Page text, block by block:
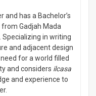
has a Bachelor’s
from Gadjah Mada
Specializing in writing
and adjacent design
for a world filled
and considers ilcasa
and experience to